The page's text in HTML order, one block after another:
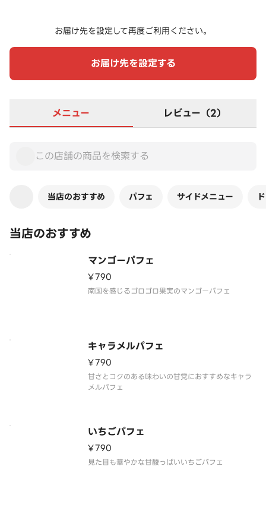
お届け先を設定して再度ご利用ください。
お届け先を設定する
メニュー レビュー（2）
当店のおすすめ パフェ サイドメニュー
当店のおすすめ
マンゴーパフェ
¥790
南国を感じるゴロゴロ果実のマンゴーパフェ
キャラメルパフェ
¥790
甘さとコクのある味わいの甘党におすすめなキャラ
メルパフェ
いちごパフェ
¥790
見た目も華やかな甘酸っぱいいちごパフェ